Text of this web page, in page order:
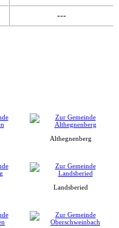
---
Althegnenberg
Landsberied